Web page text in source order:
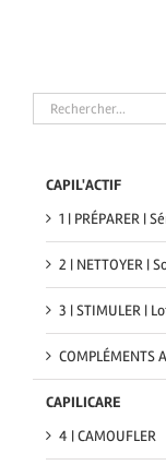
Rechercher
CAPIL'ACTIF
1 | PRÉPARER |
2 | NETTOYER |
3 | STIMULER |
COMPLÉMENTS
CAPILICARE
4 | CAMOUFLER